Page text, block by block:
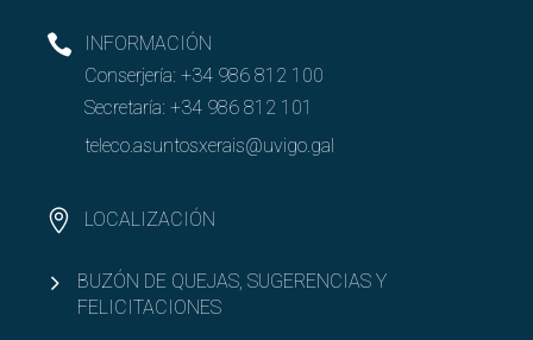
INFORMACIÓN
Conserjería: +34 986 812 100
Secretaría: +34 986 812 101
teleco.asuntosxerais@uvigo.gal
LOCALIZACIÓN
BUZÓN DE QUEJAS, SUGERENCIAS Y
FELICITACIONES